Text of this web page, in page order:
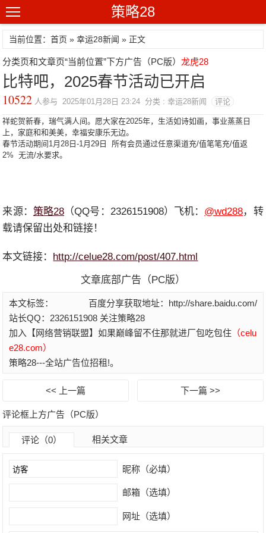
策略28
当前位置：首页 »幸运28新闻 » 正文
分类页和文章页“当前位置”下方广告（PC版）龙虎28
比特吧，2025春节活动已开启
10522 人参与 2025年01月28日 23:24 分类 : 幸运28新闻 评论
祥蛇贺新春，瑞气满人间。愿大家在2025年，生活如诗如画，事业蒸蒸日
上，家庭和和美美，幸福安康乐无边。
春节活动期间1月28日-1月29日 所有会员通过任意渠道充/值笔笔充/值返
2% 无流/水要求。
来源： 策略28 （QQ号：2326151908）飞机： @wd288，转
载请保留出处和链接！
本文链接： http://celue28.com/post/407.html
文章底部广告（PC版）
百度分享获取地址：http://share.baidu.com/
本文标签：
站长QQ：2326151908 关注策略28
加入【网络营销联盟】如果巅峰留不住那就进厂包吃包住 （celu
e28.com）
策略28---全站广告位招租!。
<< 上一篇 下一篇 >>
评论框上方广告（PC版）
评论（0） 相关文章
昵称（必填）
邮箱（选填）
网址（选填）